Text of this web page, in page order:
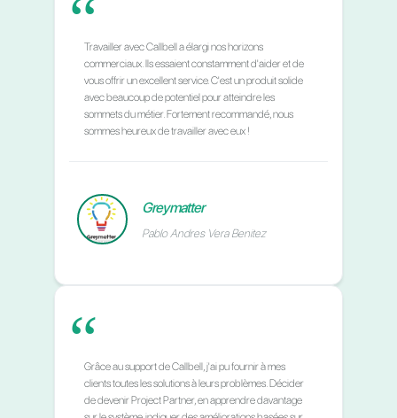
proposons, le trouvant très utile car il répond à leurs
besoins de communication.
Luis Tamara
“
Callbell nous a aidés à fournir la meilleure solution à
nos clients : ils sont tous très satisfaits,
particulièrement du service après-vente et du